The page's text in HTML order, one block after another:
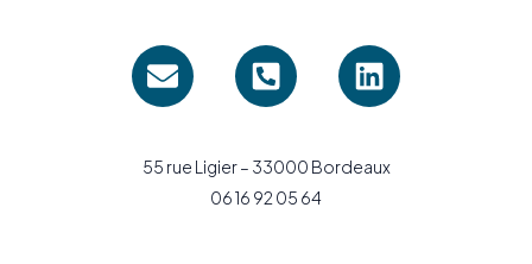
55 rue Ligier – 33000 Bordeaux
06 16 92 05 64